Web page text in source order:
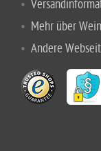
Mehr über
Andere